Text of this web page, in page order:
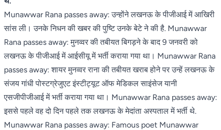
Munawwar Rana passes away: उन्होंने लखनऊ के पीजीआई में आखिरी
सांस ली। उनके निधन की खबर की पुष्टि उनके बेटे ने की है. Munawwar
Rana passes away: मुनव्वर की तबीयत बिगड़ने के बाद 9 जनवरी को
लखनऊ के पीजीआई में आईसीयू में भर्ती कराया गया था। Munawwar Rana
passes away: शायर मुनव्वर राना की तबीयत खराब होने पर उन्हें लखनऊ के
संजय गांधी पोस्टग्रेजुएट इंस्टीट्यूट ऑफ मेडिकल साइंसेज यानी
एसजीपीजीआई में भर्ती कराया गया था। Munawwar Rana passes away:
इससे पहले वह दो दिन पहले तक लखनऊ के मेदांता अस्पताल में भर्ती थे.
Munawwar Rana passes away: Famous poet Munawwar